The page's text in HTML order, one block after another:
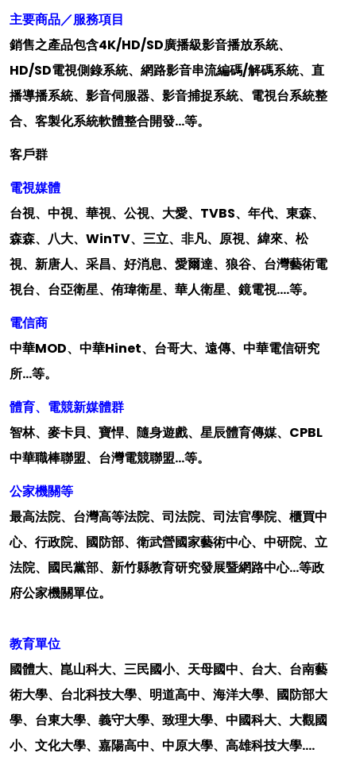
主要商品／服務項目
銷售之產品包含4K/HD/SD廣播級影音播放系統、
HD/SD電視側錄系統、網路影音串流編碼/解碼系統、直
播導播系統、影音伺服器、影音捕捉系統、電視台系統整
合、客製化系統軟體整合開發...等。
客戶群
電視媒體
台視、中視、華視、公視、大愛、TVBS、年代、東森、
森森、八大、WinTV、三立、非凡、原視、緯來、松
視、新唐人、采昌、好消息、愛爾達、狼谷、台灣藝術電
視台、台亞衛星、侑瑋衛星、華人衛星、鏡電視….等。
電信商
中華MOD、中華Hinet、台哥大、遠傳、中華電信研究
所…等。
體育、電競新媒體群
智林、麥卡貝、寶悍、隨身遊戲、星辰體育傳媒、CPBL
中華職棒聯盟、台灣電競聯盟…等。
公家機關等
最高法院、台灣高等法院、司法院、司法官學院、櫃買中
心、行政院、國防部、衛武營國家藝術中心、中研院、立
法院、國民黨部、新竹縣教育研究發展暨網路中心…等政
府公家機關單位。
教育單位
國體大、崑山科大、三民國小、天母國中、台大、台南藝
術大學、台北科技大學、明道高中、海洋大學、國防部大
學、台東大學、義守大學、致理大學、中國科大、大觀國
小、文化大學、嘉陽高中、中原大學、高雄科技大學….